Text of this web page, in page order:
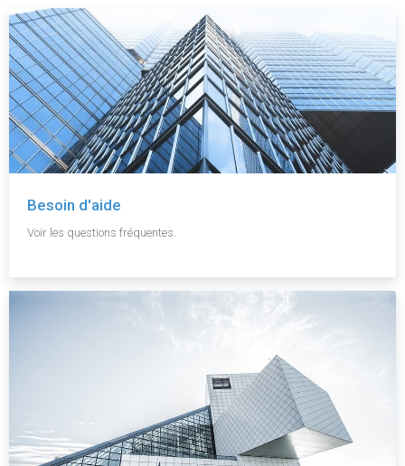
Besoin d'aide
Voir les questions fréquentes.